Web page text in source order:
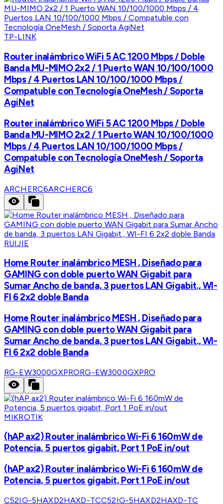
TP-LINK
Router inalámbrico WiFi 5 AC 1200 Mbps / Doble
Banda MU-MIMO 2x2 / 1 Puerto WAN 10/100/1000
Mbps / 4 Puertos LAN 10/100/1000 Mbps /
Compatuble con Tecnología OneMesh / Soporta
AgiNet
Router inalámbrico WiFi 5 AC 1200 Mbps / Doble
Banda MU-MIMO 2x2 / 1 Puerto WAN 10/100/1000
Mbps / 4 Puertos LAN 10/100/1000 Mbps /
Compatuble con Tecnología OneMesh / Soporta
AgiNet
ARCHERC6ARCHERC6
RUIJIE
Home Router inalámbrico MESH , Diseñado para
GAMING con doble puerto WAN Gigabit para
Sumar Ancho de banda, 3 puertos LAN Gigabit., WI-
FI 6 2x2 doble Banda
Home Router inalámbrico MESH , Diseñado para
GAMING con doble puerto WAN Gigabit para
Sumar Ancho de banda, 3 puertos LAN Gigabit., WI-
FI 6 2x2 doble Banda
RG-EW3000GXPRORG-EW3000GXPRO
MIKROTIK
(hAP ax2) Router inalámbrico Wi-Fi 6 160mW de
Potencia, 5 puertos gigabit, Port 1 PoE in/out
(hAP ax2) Router inalámbrico Wi-Fi 6 160mW de
Potencia, 5 puertos gigabit, Port 1 PoE in/out
C52IG-5HAXD2HAXD-TCC52IG-5HAXD2HAXD-TC